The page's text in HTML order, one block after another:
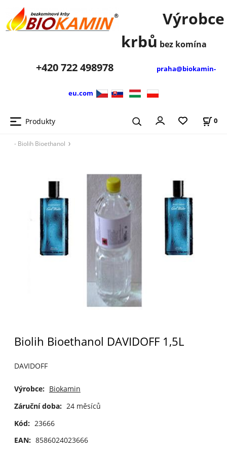
Výrobce
krbů bez komína
+420722 498978 praha@biokamin-
eu.com
Produkty 0
- Biolih Bioethanol
Biolih Bioethanol DAVIDOFF 1,5L
DAVIDOFF
Výrobce: Biokamin
Záruční doba: 24 měsíců
Kód: 23666
EAN: 8586024023666